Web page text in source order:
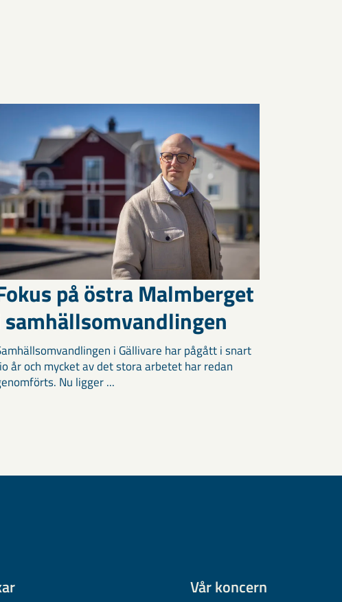
på östra Malmberget
samhällsomvandlingen
i Gällivare har pågått i snart
år och mycket av det stora arbetet har redan
Nu ligger ...
Vår koncern